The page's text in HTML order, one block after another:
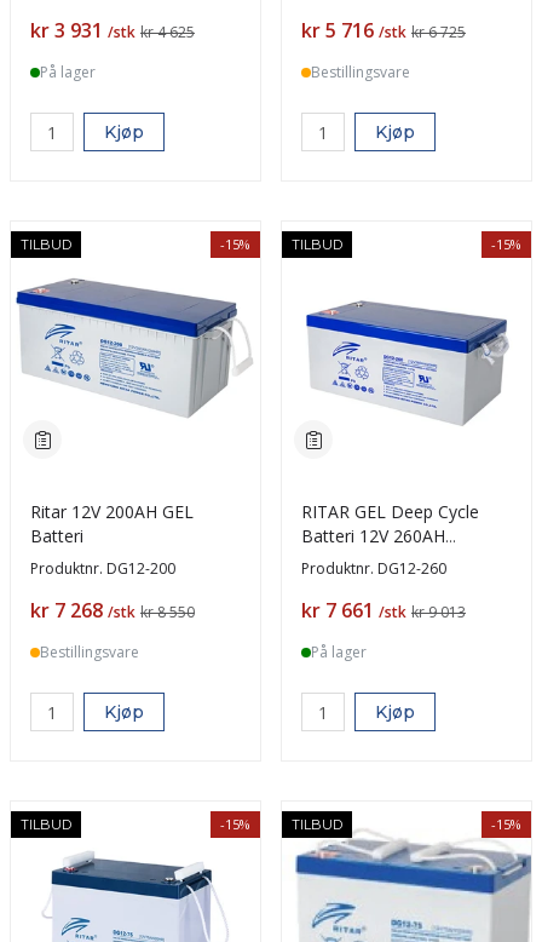
Pris
kr 3 931 /stk kr 4 625
På lager
Kjøp
Pris
kr 5 716 /stk kr 6 725
Bestillingsvare
Kjøp
TILBUD -15%
Ritar 12V 200AH GEL
Batteri
Produktnr. DG12-200
Pris
kr 7 268 /stk kr 8 550
Bestillingsvare
Kjøp
TILBUD -15%
RITAR GEL Deep Cycle
Batteri 12V 260AH
(520x268x220mm) +høyr
Produktnr. DG12-260
Pris
kr 7 661 /stk kr 9 013
På lager
Kjøp
TILBUD -15% TILBUD -15%